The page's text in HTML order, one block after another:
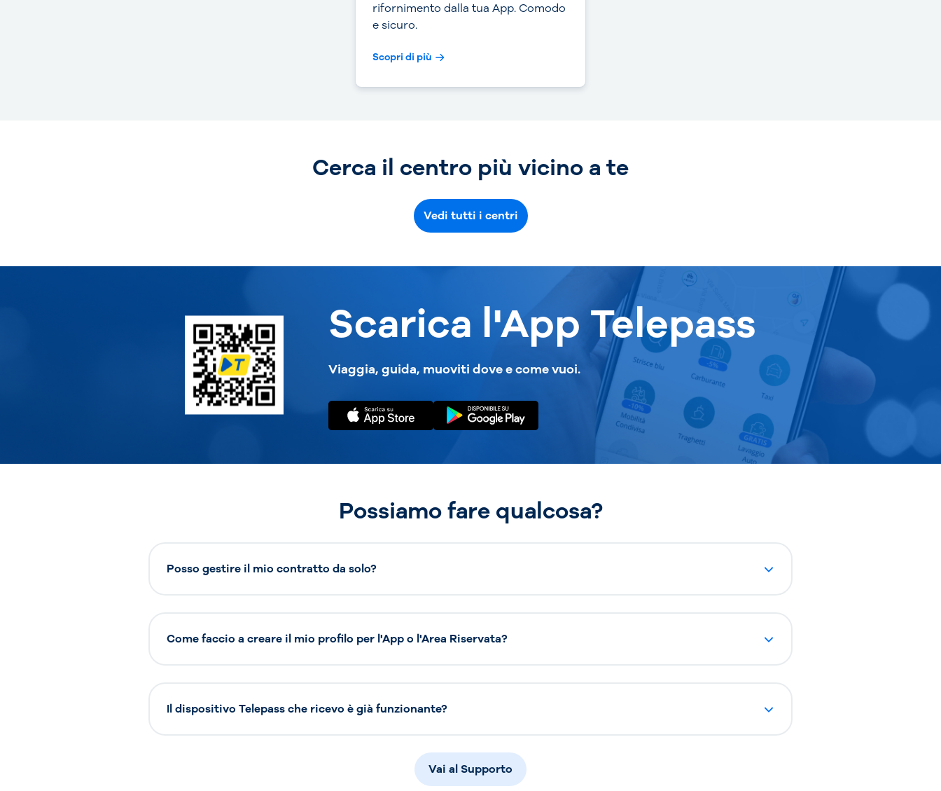
rifornimento dalla tua App. Comodo
e sicuro.
Scopri di più
Cerca il centro più vicino a te
Vedi tutti i centri
Scarica l'App Telepass
Viaggia, guida, muoviti dove e come vuoi.
Possiamo fare qualcosa?
Posso gestire il mio contratto da solo?
Come faccio a creare il mio profilo per l'App o l'Area Riservata?
Il dispositivo Telepass che ricevo è già funzionante?
Vai al Supporto